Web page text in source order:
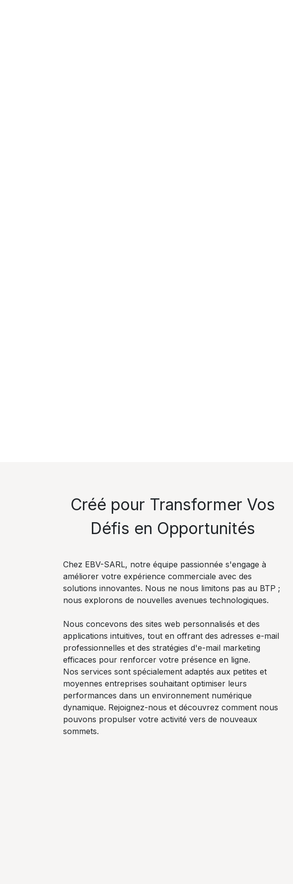
Créé pour Transformer Vos
Défis en Opportunités
Chez EBV-SARL, notre équipe passionnée s'engage à
améliorer votre expérience commerciale avec des
solutions innovantes. Nous ne nous limitons pas au BTP ;
nous explorons de nouvelles avenues technologiques.
Nous concevons des sites web personnalisés et des
applications intuitives, tout en offrant des adresses e-mail
professionnelles et des stratégies d'e-mail marketing
efficaces pour renforcer votre présence en ligne.
Nos services sont spécialement adaptés aux petites et
moyennes entreprises souhaitant optimiser leurs
performances dans un environnement numérique
dynamique. Rejoignez-nous et découvrez comment nous
pouvons propulser votre activité vers de nouveaux
sommets.